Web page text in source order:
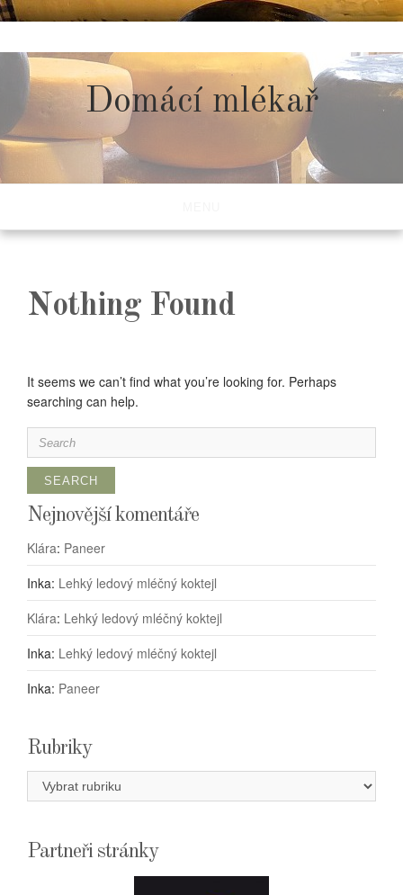
to
content
Domácí mlékař
Nothing Found
It seems we can’t find what you’re looking for. Perhaps
searching can help.
Search
for:
Nejnovější komentáře
Klára: Paneer
Inka: Lehký ledový mléčný koktejl
Klára: Lehký ledový mléčný koktejl
Inka: Lehký ledový mléčný koktejl
Inka: Paneer
Rubriky
Rubriky
Partneři stránky